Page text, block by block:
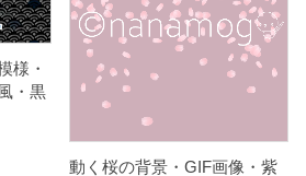
様・
・黒
動く桜の背景・GIF画像・紫